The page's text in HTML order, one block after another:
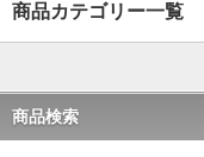
商品カテゴリー一覧
商品検索